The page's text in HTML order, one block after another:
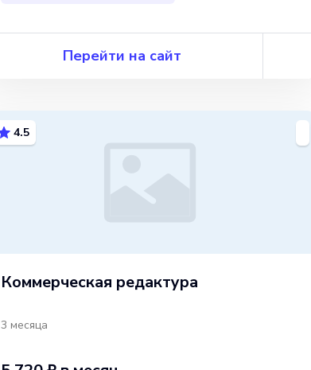
Перейти на сайт
4.5
Коммерческая редактура
3 месяца